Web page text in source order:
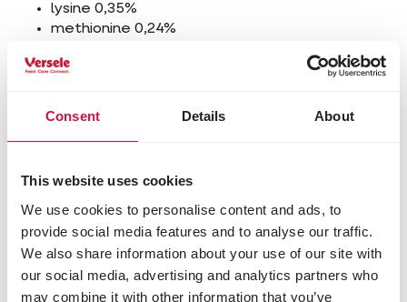
Consent Details About
This website uses cookies
We use cookies to personalise content and ads, to
provide social media features and to analyse our traffic.
We also share information about your use of our site with
our social media, advertising and analytics partners who
may combine it with other information that you’ve
lysine 0,35%
methionine 0,24%
tryptofaan 0,11%
calcium 0,09%
Toevoegingsmiddelen/kg
Nutritionele toevoegingsmiddelen
3a672a vitamine A 1350 IE
3a671 vitamine D3 270 IE
3a700i vitamine E 7,5 mg